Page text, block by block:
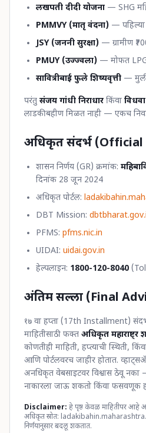
लखपती दीदी योजना — SHG
PMMVY (मातृ वंदना) — पहिल्या
JSY (जननी सुरक्षा) — ग्रामीण
PMUY (उज्ज्वला) — मोफत
सावित्रीबाई फुले शिष्यवृत्ती —
परंतु संजय गांधी निराधार किंवा
लाडकी बहीण मिळत नाही — एकच
अधिकृत संदर्भ (Official
शासन निर्णय (GR) क्रमांक:
दिनांक 28 जून 2024
अधिकृत पोर्टल:
DBT Mission:
PFMS: pfms.nic.in
UIDAI: uidai.gov.in
हेल्पलाइन: 1800-120-8040
अंतिम सल्ला (Final
१७ वा हप्ता (17th Installment)
माहितीसाठी फक्त अधिकृत महाराष्ट्र
कोणतीही माहिती, हप्त्याची स्थिती,
आणि पोर्टलवरच जाहीर होतात.
अनधिकृत वेबसाइटवर विश्वास ठेवू नका
नाकारला जाऊ शकतो किंवा फसवणूक
Disclaimer: हे पृष्ठ केवळ माहितीपर आहे
अधिकृत स्रोत:
निर्णयानुसार बदलू शकतात.